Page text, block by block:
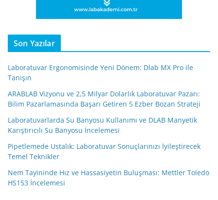
Son Yazılar
Laboratuvar Ergonomisinde Yeni Dönem: Dlab MX Pro ile
Tanışın
ARABLAB Vizyonu ve 2,5 Milyar Dolarlık Laboratuvar Pazarı:
Bilim Pazarlamasında Başarı Getiren 5 Ezber Bozan Strateji
Laboratuvarlarda Su Banyosu Kullanımı ve DLAB Manyetik
Karıştırıcılı Su Banyosu İncelemesi
Pipetlemede Ustalık: Laboratuvar Sonuçlarınızı İyileştirecek
Temel Teknikler
Nem Tayininde Hız ve Hassasiyetin Buluşması: Mettler Toledo
HS153 İncelemesi